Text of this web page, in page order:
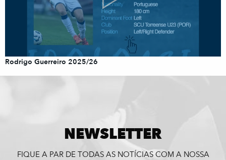
Rodrigo Guerreiro 2025/26
NEWSLETTER
FIQUE A PAR DE TODAS AS NOTÍCIAS COM A NOSSA